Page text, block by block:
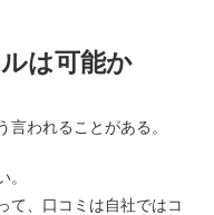
は可能か
言われることがある。
。
て、口コミは自社ではコ